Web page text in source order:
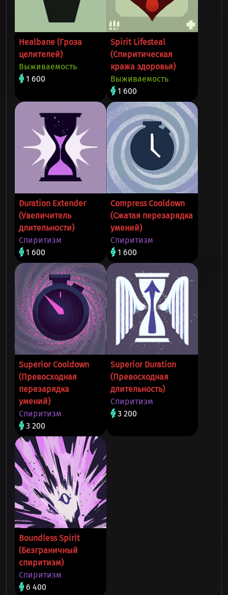
Healbane (Гроза
целителей)
Выживаемость
1 600
Spirit Lifesteal
(Спиритическая
кража здоровья)
Выживаемость
1 600
Duration Extender
(Увеличитель
длительности)
Спиритизм
1 600
Compress Cooldown
(Сжатая перезарядка
умений)
Спиритизм
1 600
Superior Cooldown
(Превосходная
перезарядка
умений)
Спиритизм
3 200
Superior Duration
(Превосходная
длительность)
Спиритизм
3 200
Boundless Spirit
(Безграничный
спиритизм)
Спиритизм
6 400